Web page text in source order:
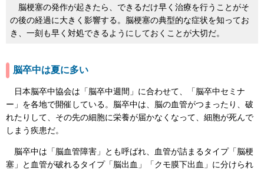
脳梗塞の発作が起きたら、できるだけ早く治療を行うことがそ
の後の経過に大きく影響する。脳梗塞の典型的な症状を知ってお
き、一刻も早く対処できるようにしておくことが大切だ。
脳卒中は夏に多い
日本脳卒中協会は「脳卒中週間」に合わせて、「脳卒中セミナ
ー」を各地で開催している。脳卒中は、脳の血管がつまったり、破
れたりして、その先の細胞に栄養が届かなくなって、細胞が死んで
しまう疾患だ。
脳卒中は「脳血管障害」とも呼ばれ、血管が詰まるタイプ「脳梗
塞」と血管が破れるタイプ「脳出血」「クモ膜下出血」に分けられ